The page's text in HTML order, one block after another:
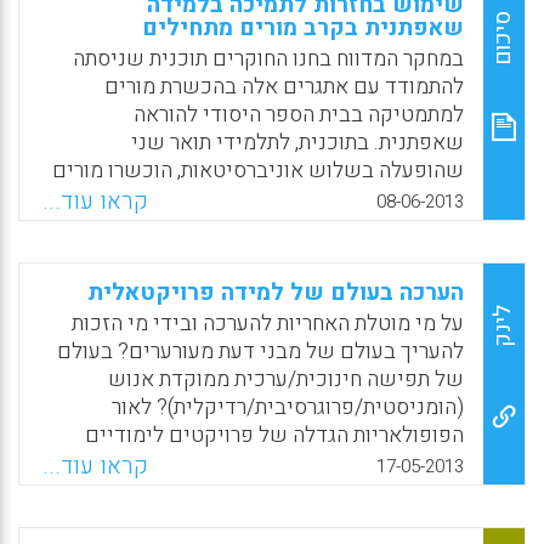
תכנית לימודים מיוחדת ( איתי גודר ) .
WhatsApp
Facebook
Email
X
סיכום שאפתנית בקרב מורים מתחילים
במחקר המדווח בחנו החוקרים תוכנית שניסתה
להתמודד עם אתגרים אלה בהכשרת מורים
למתמטיקה בבית הספר היסודי להוראה
שאפתנית. בתוכנית, לתלמידי תואר שני
שהופעלה בשלוש אוניברסיטאות, הוכשרו מורים
ללמד מתמטיקה תוך פיתוח שיטה של פדגוגיה
להוראה וללמידה על פי הגישה שלעיל. התוכנית
בקורסים המתודיים בכל אתרי המחקר התבססה
על מערכת של דרכי הוראה (הכנה להוראה בנוסף
לכישורים אינטראקטיביים להפעלת שיעור, ניהול
חומרים ומרחב, ניהול זמן וקצב, שימוש בשפת גוף
ובקול ועוד ), מערכת של עקרונות נורמטיביים
לשיקולי דעת בשימוש בדרכי ההוראה כדי להגיע
לנגישות רבה ביותר של התלמידים ללמידת
מתמטיקה (התלמידים כמפרשים משמעויות,
הוראה מותאמת לכל, התייחסות למטרות ברורות,
מתמטי נדרש לבית הספר היסודי. השימוש
08-06-2013 קראו עוד...
לינק
הערכה בעולם של למידה פרויקטאלית
על מי מוטלת האחריות להערכה ובידי מי הזכות
להעריך בעולם של מבני דעת מעורערים? בעולם
של תפישה חינוכית/ערכית ממוקדת אנוש
(הומניסטית/פרוגרסיבית/רדיקלית)? לאור
הפופולאריות הגדלה של פרויקטים לימודיים
שתוצרם מארז מופק בכלים טכנולוגיים (אתר,
בלוג, מאגר מידע, משחק למידה, סרטון אנימציה,
סרטון וידאו ועוד), צומחת לה הזדמנות ליישום
17-05-2013 קראו עוד...